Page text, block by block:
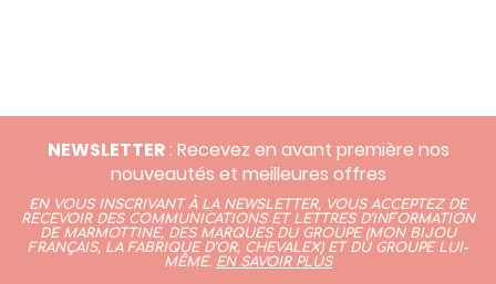
NEWSLETTER: Recevez en avant première nos
nouveautés et meilleures offres
EN VOUS INSCRIVANT À LA NEWSLETTER, VOUS ACCEPTEZ DE
RECEVOIR DES COMMUNICATIONS ET LETTRES D’INFORMATION
DE MARMOTTINE, DES MARQUES DU GROUPE (MON BIJOU
FRANÇAIS, LA FABRIQUE D’OR, CHEVALEX)ET DU GROUPE LUI-
MÊME. EN SAVOIR PLUS